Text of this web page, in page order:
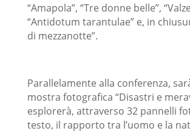
“Amapola”, “Tre donne belle”,
“Antidotum tarantulae” e, in
di mezzanotte”.
Parallelamente alla conferenza,
mostra fotografica “Disastri e
esplorerà, attraverso 32 pannelli
testo, il rapporto tra l’uomo e la